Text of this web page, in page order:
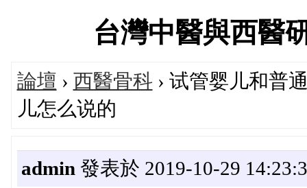
台灣中醫與西醫
論壇 › 西醫骨科 › 试管婴儿和普
儿怎么说的
admin 發表於 2019-10-29